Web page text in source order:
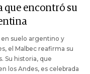
que encontró su
suelo argentino y
el Malbec reafirma su
Su historia, que
los Andes, es celebrada